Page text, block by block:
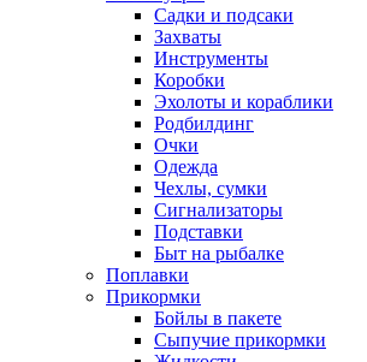
Садки и подсаки
Захваты
Инструменты
Коробки
Эхолоты и кораблики
Родбилдинг
Очки
Одежда
Чехлы, сумки
Сигнализаторы
Подставки
Быт на рыбалке
Поплавки
Прикормки
Бойлы в пакете
Сыпучие прикормки